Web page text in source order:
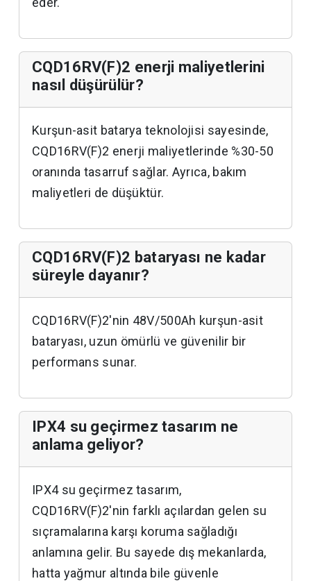
CQD16RV(F)2 enerji maliyetlerini
nasıl düşürülür?
Kurşun-asit batarya teknolojisi sayesinde,
CQD16RV(F)2 enerji maliyetlerinde %30-50
oranında tasarruf sağlar. Ayrıca, bakım
maliyetleri de düşüktür.
CQD16RV(F)2 bataryası ne kadar
süreyle dayanır?
CQD16RV(F)2'nin 48V/500Ah kurşun-asit
bataryası, uzun ömürlü ve güvenilir bir
performans sunar.
IPX4 su geçirmez tasarım ne
anlama geliyor?
IPX4 su geçirmez tasarım,
CQD16RV(F)2'nin farklı açılardan gelen su
sıçramalarına karşı koruma sağladığı
anlamına gelir. Bu sayede dış mekanlarda,
hatta yağmur altında bile güvenle